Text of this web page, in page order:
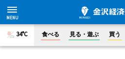
34°C 食べる 見る・遊ぶ 買う